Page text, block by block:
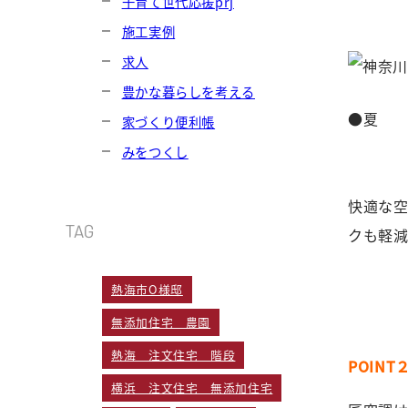
快適な
クも軽
POINT
施工実例
求人
豊かな暮らしを考える
家づくり便利帳
みをつくし
TAG
熱海市O様邸
無添加住宅 農園
熱海 注文住宅 階段
横浜 注文住宅 無添加住宅